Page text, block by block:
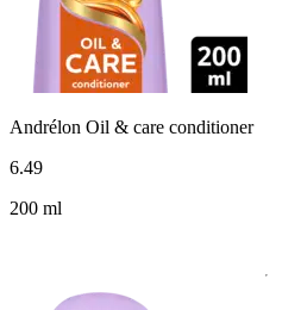
Andrélon Oil & care conditioner
6.49
200 ml